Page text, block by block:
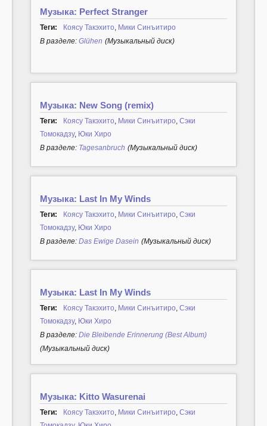
Музыка: Perfect Stranger
Теги: Коясу Такэхито Мики Синъитиро
В разделе: Glühen (Музыкальный диск)
Музыка: New Song (remix)
Теги: Коясу Такэхито Мики Синъитиро Сэки
Томокадзу, Юки Хиро
В разделе: Tagesanbruch (Музыкальный диск)
Музыка: Last In My Winds
Теги: Коясу Такэхито Мики Синъитиро Сэки
Томокадзу, Юки Хиро
В разделе: Das Ewige Dasein (Музыкальный диск)
Музыка: Last In My Winds
Теги: Коясу Такэхито Мики Синъитиро Сэки
Томокадзу, Юки Хиро
В разделе: Die Bleibende Erinnerung (Best Album)
(Музыкальный диск)
Музыка: Kitto Wasurenai
Теги: Коясу Такэхито Мики Синъитиро Сэки